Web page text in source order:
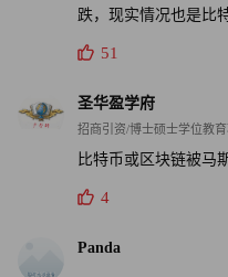
跌，现实情况也是比
51
圣华盈学府
招商引资/博士硕士学位教育
比特币或区块链被马
4
Panda